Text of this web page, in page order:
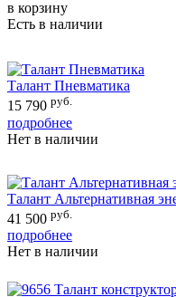
в корзину
Есть в наличии
Талант Пневматика
15 790 руб.
подробнее
Нет в наличии
Талант Альтернативная
41 500 руб.
подробнее
Нет в наличии